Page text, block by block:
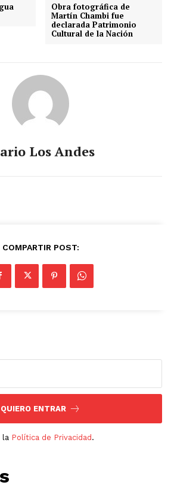
Obra fotográfica de
Martín Chambi fue
declarada Patrimonio
Cultural de la Nación
Los Andes
COMPARTIR POST:
QUIERO ENTRAR
la Política de Privacidad .